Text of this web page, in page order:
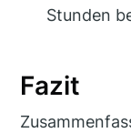
Stunden
Fazit